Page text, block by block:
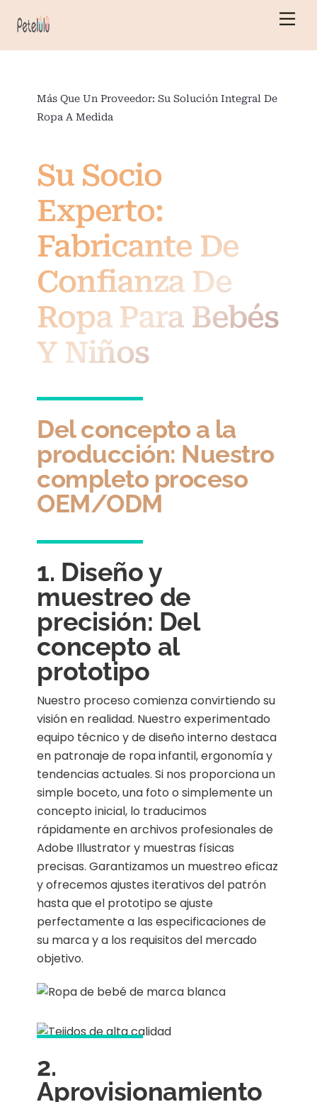
Más Que Un Proveedor: Su Solución Integral De
Ropa A Medida
Su Socio
Experto:
Fabricante De
Confianza De
Ropa Para Bebés
Y Niños
Del concepto a la
producción: Nuestro
completo proceso
OEM/ODM
1. Diseño y
muestreo de
precisión: Del
concepto al
prototipo
Nuestro proceso comienza convirtiendo su
visión en realidad. Nuestro experimentado
equipo técnico y de diseño interno destaca
en patronaje de ropa infantil, ergonomía y
tendencias actuales. Si nos proporciona un
simple boceto, una foto o simplemente un
concepto inicial, lo traducimos
rápidamente en archivos profesionales de
Adobe Illustrator y muestras físicas
precisas. Garantizamos un muestreo eficaz
y ofrecemos ajustes iterativos del patrón
hasta que el prototipo se ajuste
perfectamente a las especificaciones de
su marca y a los requisitos del mercado
objetivo.
2.
Aprovisionamiento